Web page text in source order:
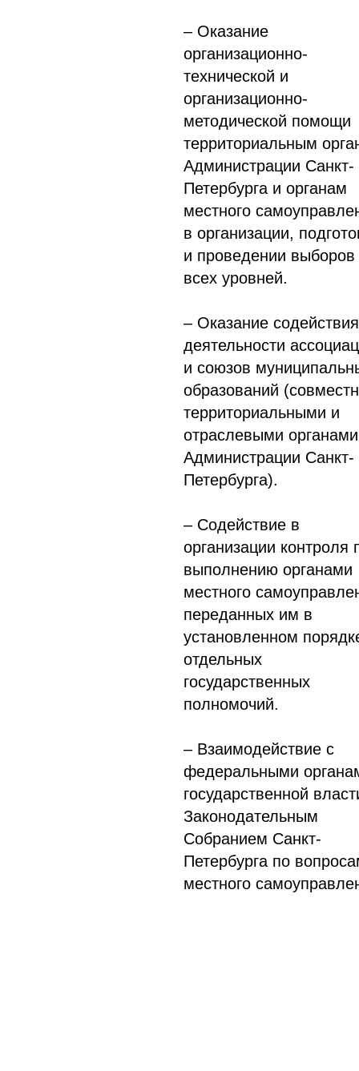
– Оказание
организационно-
технической и
организационно-
методической помощи
территориальным
Администрации Санкт-
Петербурга и органам
местного
в организации,
и проведении выборов
всех уровней.
– Оказание содействия
деятельности
и союзов
образований
территориальными и
отраслевыми органами
Администрации Санкт-
Петербурга).
– Содействие в
организации контроля
выполнению органами
местного
переданных им в
установленном
отдельных
государственных
полномочий.
– Взаимодействие с
федеральными
государственной
Законодательным
Собранием Санкт-
Петербурга по
местного